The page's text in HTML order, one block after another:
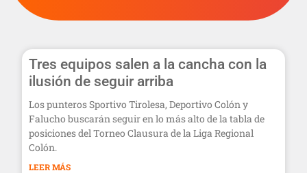
Tres equipos salen a la cancha con la
ilusión de seguir arriba
Los punteros Sportivo Tirolesa, Deportivo Colón y
Falucho buscarán seguir en lo más alto de la tabla de
posiciones del Torneo Clausura de la Liga Regional
Colón.
LEER MÁS